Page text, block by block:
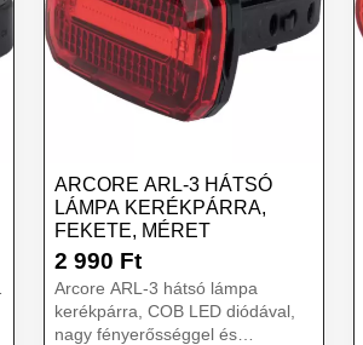
ARCORE ARL-3 HÁTSÓ
LÁMPA KERÉKPÁRRA,
FEKETE, MÉRET
2 990 Ft
Arcore ARL-3 hátsó lámpa
kerékpárra, COB LED diódával,
nagy fényerősséggel és